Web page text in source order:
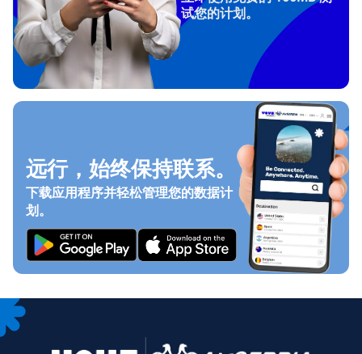
试您的计划。
远行，始终保持联系。
下载应用程序并轻松管理您的数据计
划。